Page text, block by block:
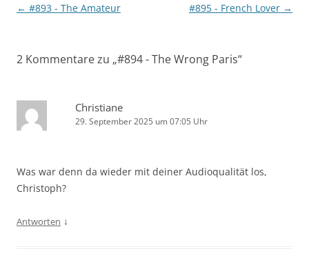
Beitragsnavigation
← #893 - The Amateur #895 - French Lover →
2 Kommentare zu „#894 - The Wrong Paris“
Christiane
29. September 2025 um 07:05 Uhr
Was war denn da wieder mit deiner Audioqualität los,
Christoph?
Antworten ↓